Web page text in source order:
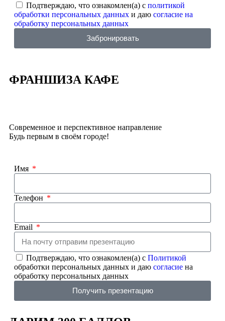
Подтверждаю, что ознакомлен(а) с политикой
обработки персональных данных и даю согласие на
обработку персональных данных
Забронировать
ФРАНШИЗА КАФЕ
Современное и перспективное направление
Будь первым в своём городе!
Имя
Телефон
Email
Подтверждаю, что ознакомлен(а) с Политикой
обработки персональных данных и даю согласие на
обработку персональных данных
Получить презентацию